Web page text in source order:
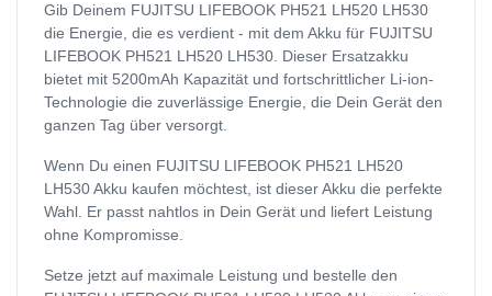
Gib Deinem FUJITSU LIFEBOOK PH521 LH520 LH530
die Energie, die es verdient - mit dem Akku für FUJITSU
LIFEBOOK PH521 LH520 LH530. Dieser Ersatzakku
bietet mit 5200mAh Kapazität und fortschrittlicher Li-ion-
Technologie die zuverlässige Energie, die Dein Gerät den
ganzen Tag über versorgt.
Wenn Du einen FUJITSU LIFEBOOK PH521 LH520
LH530 Akku kaufen möchtest, ist dieser Akku die perfekte
Wahl. Er passt nahtlos in Dein Gerät und liefert Leistung
ohne Kompromisse.
Setze jetzt auf maximale Leistung und bestelle den